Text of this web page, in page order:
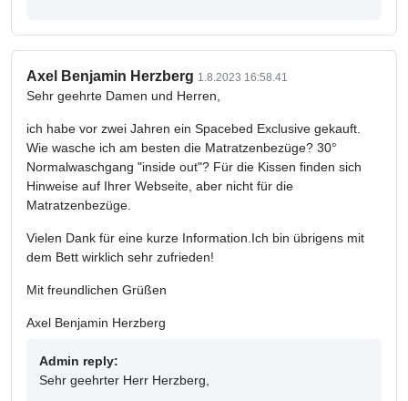
Axel Benjamin Herzberg 1.8.2023 16:58.41
Sehr geehrte Damen und Herren,
ich habe vor zwei Jahren ein Spacebed Exclusive gekauft.
Wie wasche ich am besten die Matratzenbezüge? 30°
Normalwaschgang "inside out"? Für die Kissen finden sich
Hinweise auf Ihrer Webseite, aber nicht für die
Matratzenbezüge.
Vielen Dank für eine kurze Information.Ich bin übrigens mit
dem Bett wirklich sehr zufrieden!
Mit freundlichen Grüßen
Axel Benjamin Herzberg
Admin reply:
Sehr geehrter Herr Herzberg,